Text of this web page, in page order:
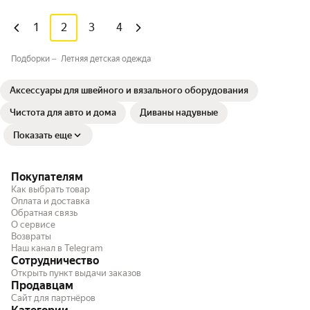
1 2 3 4
Подборки Летняя детская одежда
Аксессуары для швейного и вязального оборудования
Чистота для авто и дома Диваны надувные
Показать еще
Покупателям
Как выбрать товар
Оплата и доставка
Обратная связь
О сервисе
Возвраты
Наш канал в Telegram
Сотрудничество
Открыть пункт выдачи заказов
Продавцам
Сайт для партнёров